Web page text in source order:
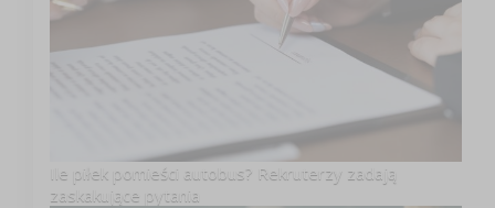
Ile piłek pomieści autobus? Rekruterzy zadają
zaskakujące pytania